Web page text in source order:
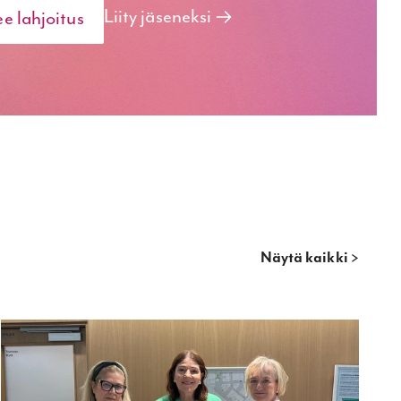
lahjoitus Liity jäseneksi
Näytä kaikki >